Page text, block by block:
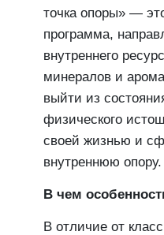
точка опоры» —
программа,
внутреннего
минералов и
выйти из
физического
своей жизнью и
внутреннюю опору.
В чем
В отличие от